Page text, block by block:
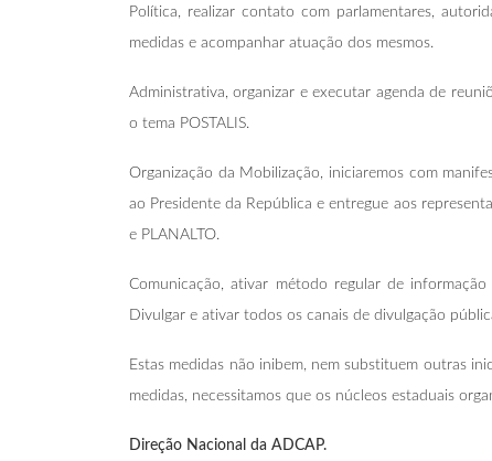
Política, realizar contato com parlamentares,
medidas e acompanhar atuação dos mesmos.
Administrativa, organizar e executar agenda de
o tema POSTALIS.
Organização da Mobilização, iniciaremos com
ao Presidente da República e entregue aos
e PLANALTO.
Comunicação, ativar método regular de
Divulgar e ativar todos os canais de divulgação
Estas medidas não inibem, nem substituem outras
medidas, necessitamos que os núcleos estaduais
Direção Nacional da ADCAP.